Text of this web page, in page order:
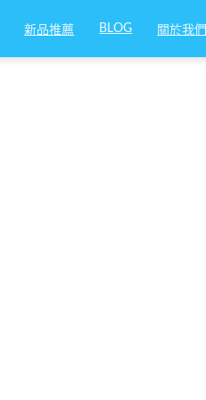
新品推薦 BLOG 關於我們